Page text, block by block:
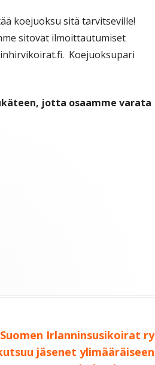
koejuoksu sitä tarvitseville!
sitovat ilmoittautumiset
Koejuoksupari
jotta osaamme varata
Seuraava:
Suomen Irlanninsusikoirat ry
jäsenet ylimääräiseen